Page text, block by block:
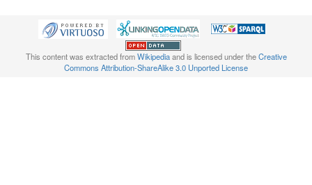
This content was extracted fromWikipediaand is licensed under theCreative
Commons Attribution-ShareAlike 3.0 Unported License